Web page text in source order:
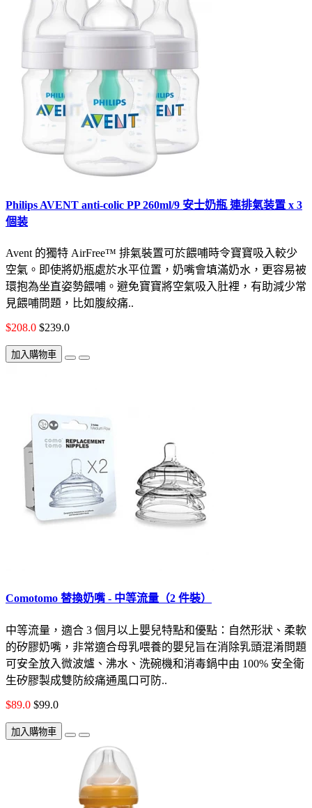
Philips AVENT anti-colic PP 260ml/9 安士奶瓶 連排氣装置 x 3
個装
Avent 的獨特 AirFree™ 排氣裝置可於餵哺時令寶寶吸入較少
空氣。即使將奶瓶處於水平位置，奶嘴會填滿奶水，更容易被
環抱為坐直姿勢餵哺。避免寶寶將空氣吸入肚裡，有助減少常
見餵哺問題，比如腹絞痛..
$208.0 $239.0
加入購物車
Comotomo 替換奶嘴 - 中等流量（2 件裝）
中等流量，適合 3 個月以上嬰兒特點和優點：自然形狀、柔軟
的矽膠奶嘴，非常適合母乳喂養的嬰兒旨在消除乳頭混淆問題
可安全放入微波爐、沸水、洗碗機和消毒鍋中由 100% 安全衛
生矽膠製成雙防絞痛通風口可防..
$89.0 $99.0
加入購物車